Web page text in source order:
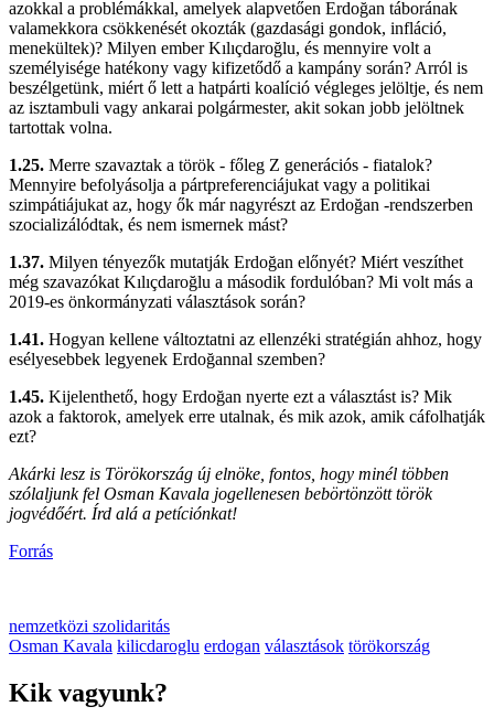
azokkal a problémákkal, amelyek alapvetően Erdoğan táborának
valamekkora csökkenését okozták (gazdasági gondok, infláció,
menekültek)? Milyen ember Kılıçdaroğlu, és mennyire volt a
személyisége hatékony vagy kifizetődő a kampány során? Arról is
beszélgetünk, miért ő lett a hatpárti koalíció végleges jelöltje, és nem
az isztambuli vagy ankarai polgármester, akit sokan jobb jelöltnek
tartottak volna.
1.25. Merre szavaztak a török - főleg Z generációs - fiatalok?
Mennyire befolyásolja a pártpreferenciájukat vagy a politikai
szimpátiájukat az, hogy ők már nagyrészt az Erdoğan -rendszerben
szocializálódtak, és nem ismernek mást?
1.37. Milyen tényezők mutatják Erdoğan előnyét? Miért veszíthet
még szavazókat Kılıçdaroğlu a második fordulóban? Mi volt más a
2019-es önkormányzati választások során?
1.41. Hogyan kellene változtatni az ellenzéki stratégián ahhoz, hogy
esélyesebbek legyenek Erdoğannal szemben?
1.45. Kijelenthető, hogy Erdoğan nyerte ezt a választást is? Mik
azok a faktorok, amelyek erre utalnak, és mik azok, amik cáfolhatják
ezt?
Akárki lesz is Törökország új elnöke, fontos, hogy minél többen
szólaljunk fel Osman Kavala jogellenesen bebörtönzött török
jogvédőért. Írd alá a petíciónkat!
Forrás
nemzetközi szolidaritás
Osman Kavala kilicdaroglu erdogan választások törökország
Kik vagyunk?